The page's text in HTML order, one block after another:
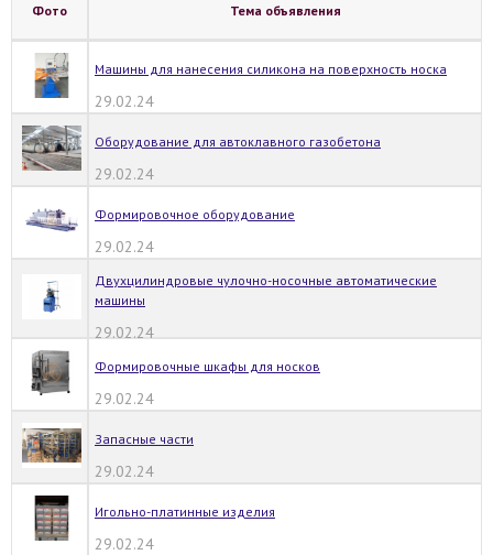
Фото Тема объявления
Машины для нанесения силикона на поверхность носка
29.02.24
Оборудование для автоклавного газобетона
29.02.24
Формировочное оборудование
29.02.24
Двухцилиндровые чулочно-носочные автоматические
машины
29.02.24
Формировочные шкафы для носков
29.02.24
Запасные части
29.02.24
Игольно-платинные изделия
29.02.24